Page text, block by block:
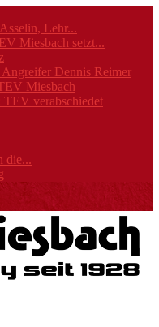
Lehr...
Miesbach setzt...
Dennis Reimer
Miesbach
TEV verabschiedet
die...